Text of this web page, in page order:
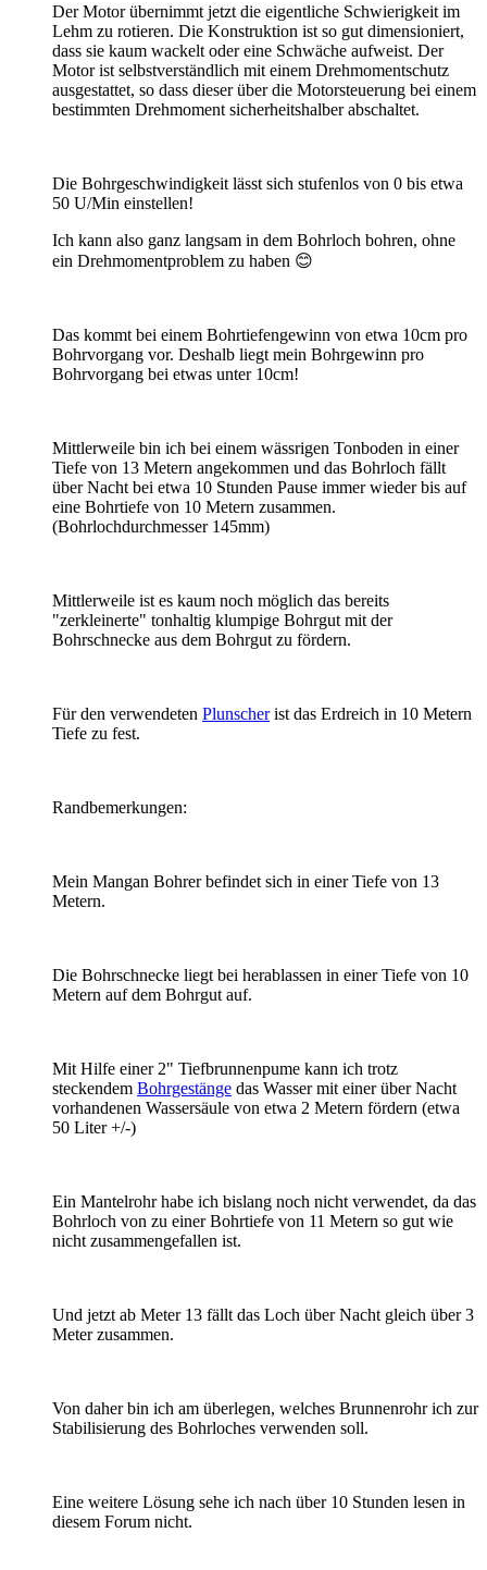
Der Motor übernimmt jetzt die eigentliche Schwierigkeit im
Lehm zu rotieren. Die Konstruktion ist so gut dimensioniert,
dass sie kaum wackelt oder eine Schwäche aufweist. Der
Motor ist selbstverständlich mit einem Drehmomentschutz
ausgestattet, so dass dieser über die Motorsteuerung bei einem
bestimmten Drehmoment sicherheitshalber abschaltet.
Die Bohrgeschwindigkeit lässt sich stufenlos von 0 bis etwa
50 U/Min einstellen!
Ich kann also ganz langsam in dem Bohrloch bohren, ohne
ein Drehmomentproblem zu haben 😊
Das kommt bei einem Bohrtiefengewinn von etwa 10cm pro
Bohrvorgang vor. Deshalb liegt mein Bohrgewinn pro
Bohrvorgang bei etwas unter 10cm!
Mittlerweile bin ich bei einem wässrigen Tonboden in einer
Tiefe von 13 Metern angekommen und das Bohrloch fällt
über Nacht bei etwa 10 Stunden Pause immer wieder bis auf
eine Bohrtiefe von 10 Metern zusammen.
(Bohrlochdurchmesser 145mm)
Mittlerweile ist es kaum noch möglich das bereits
"zerkleinerte" tonhaltig klumpige Bohrgut mit der
Bohrschnecke aus dem Bohrgut zu fördern.
Für den verwendeten Plunscherist das Erdreich in 10 Metern
Tiefe zu fest.
Randbemerkungen:
Mein Mangan Bohrer befindet sich in einer Tiefe von 13
Metern.
Die Bohrschnecke liegt bei herablassen in einer Tiefe von 10
Metern auf dem Bohrgut auf.
Mit Hilfe einer 2" Tiefbrunnenpume kann ich trotz
steckendem Bohrgestänge das Wasser mit einer über Nacht
vorhandenen Wassersäule von etwa 2 Metern fördern (etwa
50 Liter +/-)
Ein Mantelrohr habe ich bislang noch nicht verwendet, da das
Bohrloch von zu einer Bohrtiefe von 11 Metern so gut wie
nicht zusammengefallen ist.
Und jetzt ab Meter 13 fällt das Loch über Nacht gleich über 3
Meter zusammen.
Von daher bin ich am überlegen, welches Brunnenrohr ich zur
Stabilisierung des Bohrloches verwenden soll.
Eine weitere Lösung sehe ich nach über 10 Stunden lesen in
diesem Forum nicht.